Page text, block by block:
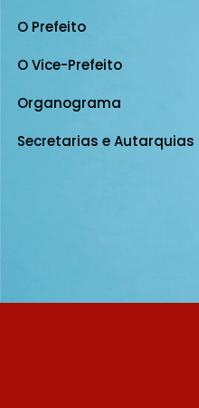
O Prefeito
O Vice-Prefeito
Organograma
Secretarias e Autarquias